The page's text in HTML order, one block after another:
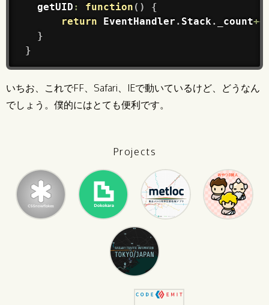
getUID : function ( )
{
return
EventHandler . Stack . _count++
}
}
いちお、これでFF、Safari、IEで動いているけど、どうなん
でしょう。僕的にはとても便利です。
Projects